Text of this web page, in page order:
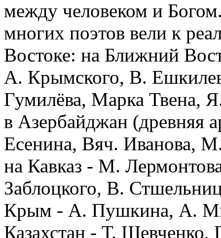
между человеком и
многих поэтов вели к
Востоке: на Ближний
А. Крымского, В.
Гумилёва, Марка Твена,
в Азербайджан (древняя
Есенина, Вяч. Иванова,
на Кавказ - М.
Заблоцкого, В.
Крым - А. Пушкина, А.
Казахстан - Т. Шевченко,